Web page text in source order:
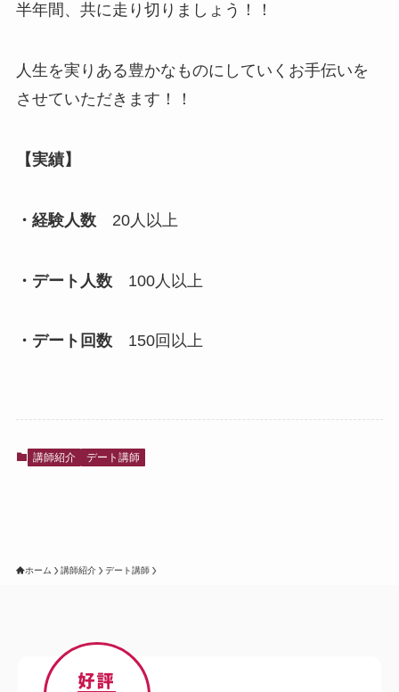
半年間、共に走り切りましょう！！
人生を実りある豊かなものにしていくお手伝いを
させていただきます！！
【実績】
・経験人数20人以上
・デート人数100人以上
・デート回数150回以上
講師紹介 デート講師
ホーム 講師紹介 デート講師
好評